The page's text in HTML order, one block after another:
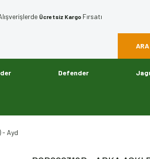
Ücretsiz Kargo Fırsatı
ARA
Defender
- Ayd